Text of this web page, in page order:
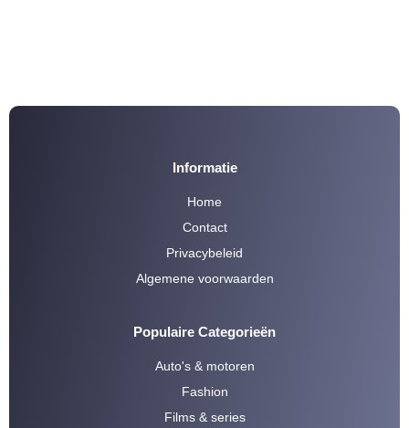
Informatie
Home
Contact
Privacybeleid
Algemene voorwaarden
Populaire Categorieën
Auto's & motoren
Fashion
Films & series